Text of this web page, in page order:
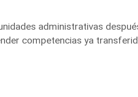
administrativas
competencias ya